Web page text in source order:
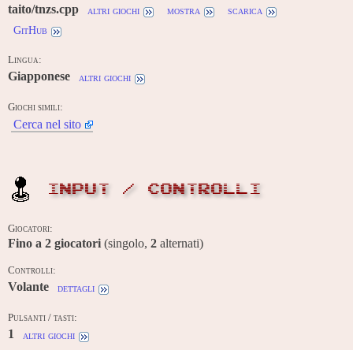
taito/tnzs.cpp altri giochi mostra
scarica
GitHub
Lingua:
Giapponese altri giochi
Giochi simili:
Cerca nel sito
INPUT / CONTROLLI
Giocatori:
Fino a 2 giocatori (singolo, 2 alternati)
Controlli:
Volante dettagli
Pulsanti / tasti:
1 altri giochi